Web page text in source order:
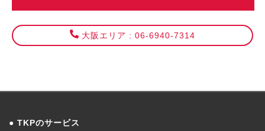
大阪エリア : 06-6940-7314
TKPのサービス